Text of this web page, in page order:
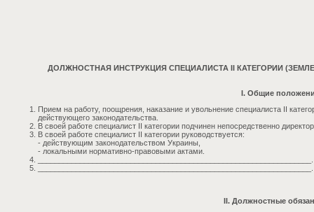
ДОЛЖНОСТНАЯ ИНСТРУКЦИЯ СПЕЦИАЛИСТА II КАТЕГОРИИ
I. Общие
Прием на работу, поощрения, наказание и увольнение специалиста II
действующего законодательства.
В своей работе специалист II категории подчинен непосредственно
В своей работе специалист II категории руководствуется:
- действующим законодательством Украины,
- локальными нормативно-правовыми актами.
II. Должностные